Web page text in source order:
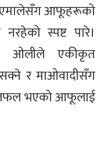
एमालेसँग आफूहरूको
स्पष्ट पारे।
ओलीले एकीकृत
र माओवादीसँग
भएको आफूलाई